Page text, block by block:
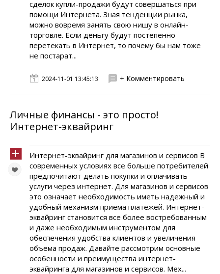
сделок купли-продажи будут совершаться при
помощи Интернета. Зная тенденции рынка,
можно вовремя занять свою нишу в онлайн-
торговле. Если деньгу будут постепенно
перетекать в Интернет, то почему бы нам тоже
не постарат...
2024-11-01 13:45:13 + Комментировать
Личные финансы - это просто!
Интернет-эквайринг
Интернет-эквайринг для магазинов и сервисов В
современных условиях все больше потребителей
предпочитают делать покупки и оплачивать
услуги через интернет. Для магазинов и сервисов
это означает необходимость иметь надежный и
удобный механизм приема платежей. Интернет-
эквайринг становится все более востребованным
и даже необходимым инструментом для
обеспечения удобства клиентов и увеличения
объема продаж. Давайте рассмотрим основные
особенности и преимущества интернет-
эквайринга для магазинов и сервисов. Мех...